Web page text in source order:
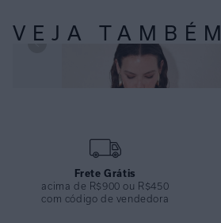
VEJA TAMBÉM
TOP LOOP ROUGE E CALÇA LOOP
Frete Grátis
acima de R$900 ou R$450
com código de vendedora